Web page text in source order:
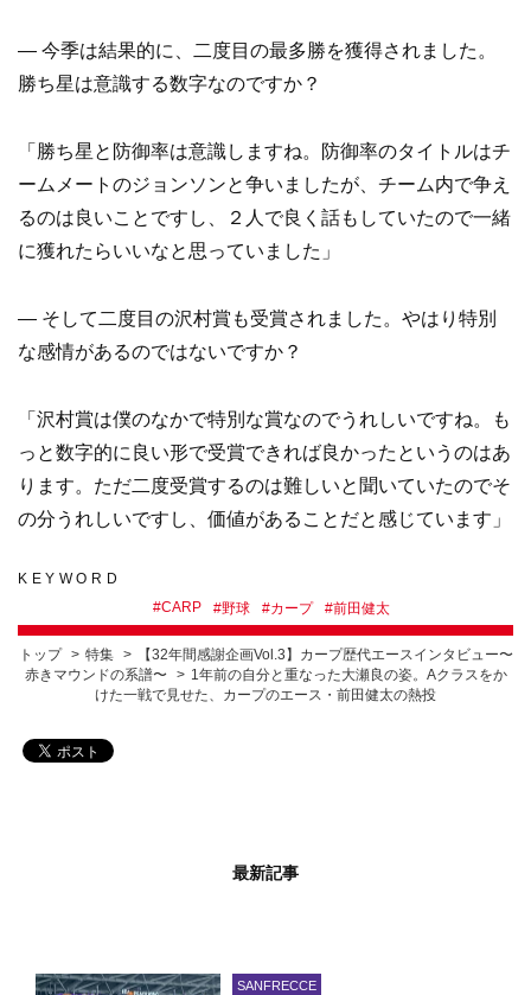
— 今季は結果的に、二度目の最多勝を獲得されました。
勝ち星は意識する数字なのですか？
「勝ち星と防御率は意識しますね。防御率のタイトルはチ
ームメートのジョンソンと争いましたが、チーム内で争え
るのは良いことですし、２人で良く話もしていたので一緒
に獲れたらいいなと思っていました」
— そして二度目の沢村賞も受賞されました。やはり特別
な感情があるのではないですか？
「沢村賞は僕のなかで特別な賞なのでうれしいですね。も
っと数字的に良い形で受賞できれば良かったというのはあ
ります。ただ二度受賞するのは難しいと聞いていたのでそ
の分うれしいですし、価値があることだと感じています」
KEYWORD
#CARP #野球 #カープ #前田健太
トップ 特集
【32年間感謝企画Vol.3】カープ歴代エースインタビュー〜
赤きマウンドの系譜〜
1年前の自分と重なった大瀬良の姿。Aクラスをか
けた一戦で見せた、カープのエース・前田健太の熱投
最新記事
SANFRECCE